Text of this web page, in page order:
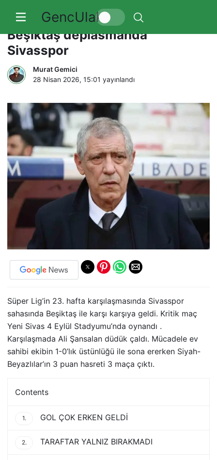
GencUlak
Kartal kötü gidişe dur diyemiyor!
Beşiktaş deplasmanda
Sivasspor
Murat Gemici
28 Nisan 2026, 15:01 yayınlandı
Süper Lig’in 23. hafta karşılaşmasında Sivasspor
sahasında Beşiktaş ile karşı karşıya geldi. Kritik maç
Yeni Sivas 4 Eylül Stadyumu’nda oynandı .
Karşılaşmada Ali Şansalan düdük çaldı. Mücadele ev
sahibi ekibin 1-0’lık üstünlüğü ile sona ererken Siyah-
Beyazlılar’ın 3 puan hasreti 3 maça çıktı.
Contents
1. GOL ÇOK ERKEN GELDİ
2. TARAFTAR YALNIZ BIRAKMADI